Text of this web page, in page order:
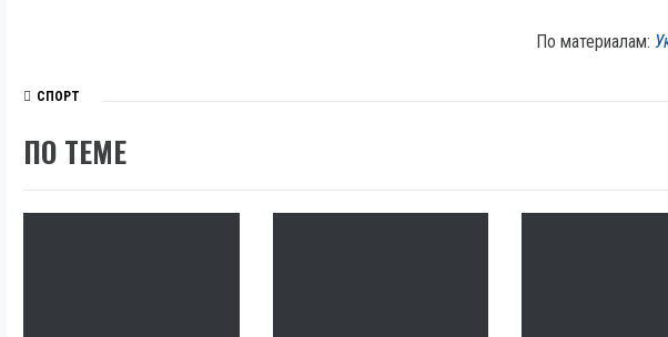
По материалам:
СПОРТ
ПО ТЕМЕ